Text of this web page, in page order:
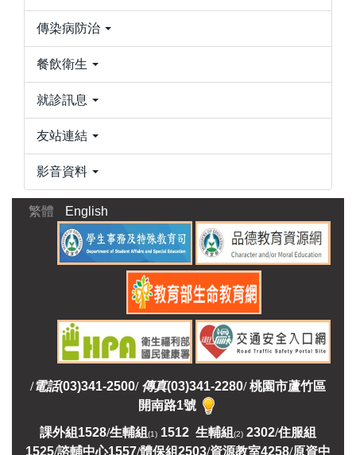
傳染病防治
餐飲衛生
就診訊息
友站連結
影音資料
繁體 English
/電話(03)341-2500/ 傳真(03)341-2280/ 桃園市蘆竹區
開南路1號
課外組 1528/生輔組 (1) 1512 生輔組 (2) 2302/住服組
1525/諮輔中心1557/體保組2503/資源教室4258/原資中